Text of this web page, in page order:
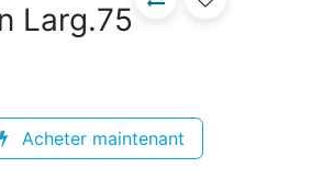
Larg.75
Acheter maintenant